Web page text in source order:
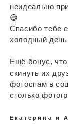
неидеально
😄
Спасибо тебе
холодный
Ещё бонус,
скинуть их
фотоспам в
столько
Екатерина и